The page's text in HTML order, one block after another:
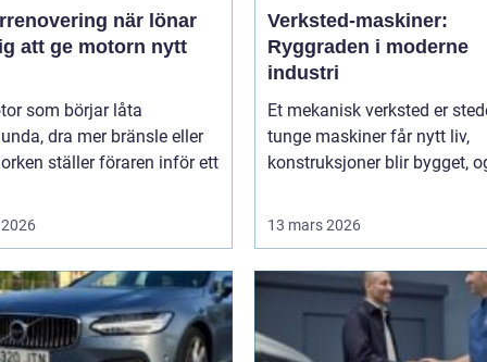
när lönar
att ge motorn nytt
som börjar låta
dra mer bränsle eller
ställer föraren inför ett
Verksted-maskiner:
Ryggraden i moderne
industri
Et mekanisk verksted er
tunge maskiner får nytt liv,
konstruksjoner blir bygget,
13 mars 2026